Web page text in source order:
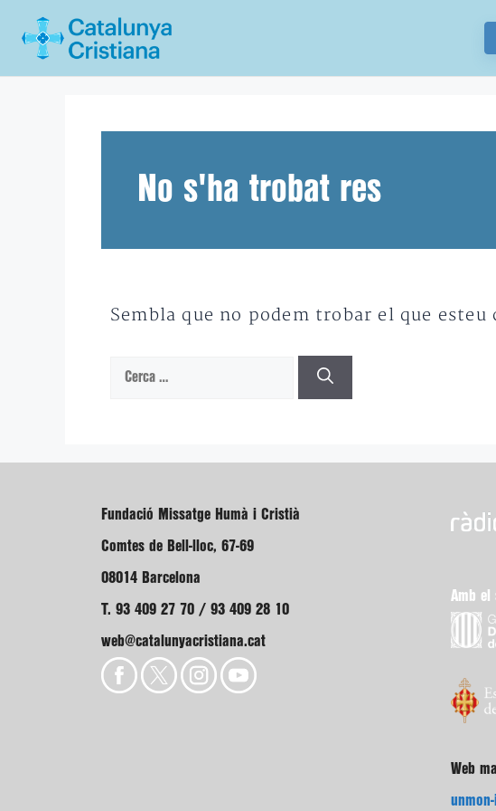
No s'ha trobat res
Sembla que no podem trobar el que
Cerca:
Fundació Missatge Humà i Cristià
Comtes de Bell-lloc, 67-69
08014 Barcelona
T. 93 409 27 70 / 93 409 28 10
web@catalunyacristiana.cat
Amb el
Web